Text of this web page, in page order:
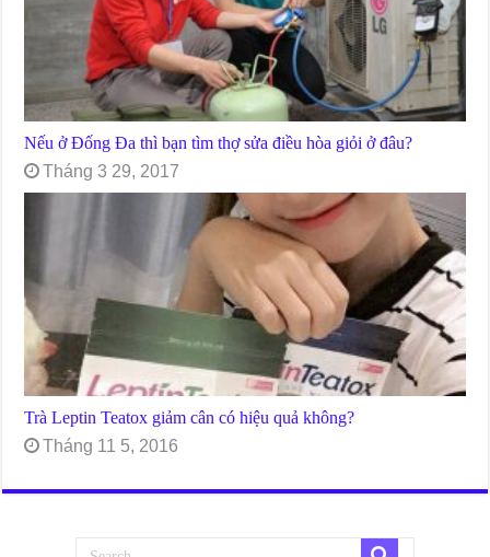
Nếu ở Đống Đa thì bạn tìm thợ sửa điều hòa giỏi ở đâu?
Tháng 3 29, 2017
Trà Leptin Teatox giảm cân có hiệu quả không?
Tháng 11 5, 2016